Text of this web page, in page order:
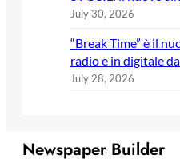
July 30, 2026
“Break Time” è il
radio e in digitale
July 28, 2026
Newspaper Builder